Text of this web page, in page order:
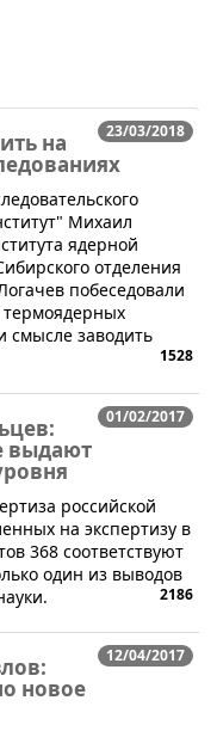
23/03/2018
на
Михаил
ядерной
отделения
побеседовали
термоядерных
смысле заводить
1528
01/02/2017
выдают
российской
на экспертизу в
368 соответствуют
один из выводов
2186
12/04/2017
новое